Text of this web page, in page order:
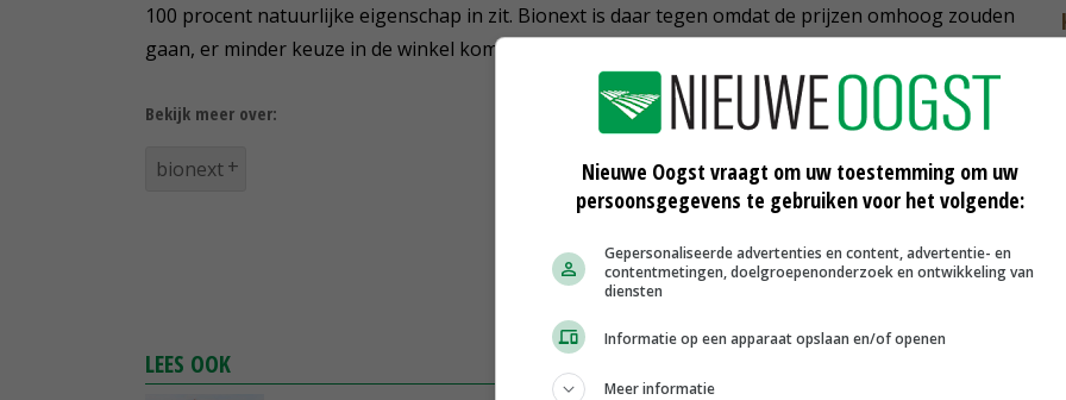
100 procent natuurlijke eigenschap in zit. Bionext is daar tegen omdat de prijzen omhoog zouden
gaan, er minder keuze in de winkel komt en de voedselveiligheid in gevaar is.
Bekijk meer over:
bionext
LEES OOK
Nieuwe Oogst vraagt om uw toestemming om uw
persoonsgegevens te gebruiken voor het volgende:
Gepersonaliseerde advertenties en content, advertentie- en
contentmetingen, doelgroepenonderzoek en ontwikkeling van
diensten
Informatie op een apparaat opslaan en/of openen
Meer informatie